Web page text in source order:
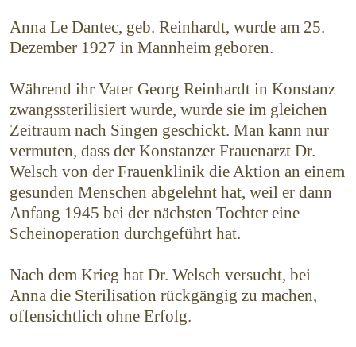
Anna Le Dantec, geb. Reinhardt, wurde am 25.
Dezember 1927 in Mannheim geboren.
Während ihr Vater Georg Reinhardt in Konstanz
zwangssterilisiert wurde, wurde sie im gleichen
Zeitraum nach Singen geschickt. Man kann nur
vermuten, dass der Konstanzer Frauenarzt Dr.
Welsch von der Frauenklinik die Aktion an einem
gesunden Menschen abgelehnt hat, weil er dann
Anfang 1945 bei der nächsten Tochter eine
Scheinoperation durch­geführt hat.
Nach dem Krieg hat Dr. Welsch versucht, bei
Anna die Sterilisation rückgängig zu machen,
offensichtlich ohne Erfolg.